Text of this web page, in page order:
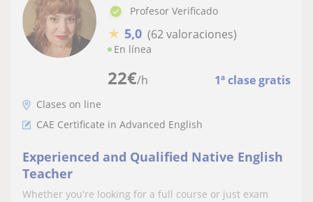
22€/h 1ª clase gratis
Profesor Verificado
★ 5,0 (62 valoraciones)
En línea
Clases on line
CAE Certificate in Advanced English
Experienced and Qualified Native English
Teacher
Whether you're looking for a full course or just exam